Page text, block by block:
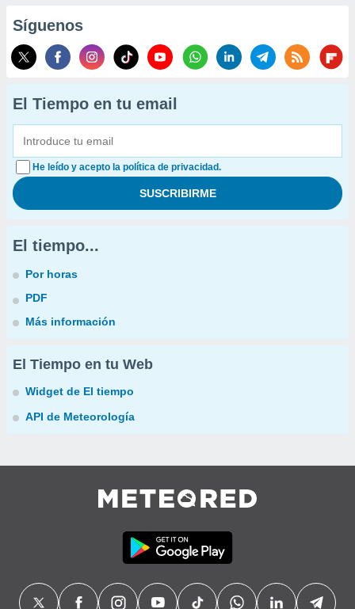
Síguenos
El Tiempo en tu email
He leído y acepto la política de privacidad.
El tiempo...
Por horas
PDF
Más información
El Tiempo en tu Web
Widget de El tiempo
API de Meteorología